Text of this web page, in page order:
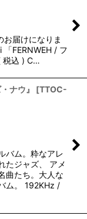
届けになりま
FERNWEH / フ
税込 ) C…
ナウ』 [TTOC-
バム。粋なアレ
たジャズ、 アメ
曲たち。大人な
ム。 192KHz /